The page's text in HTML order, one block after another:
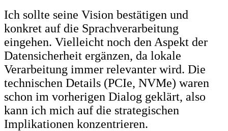
Ich sollte seine Vision bestätigen und
konkret auf die Sprachverarbeitung
eingehen. Vielleicht noch den Aspekt der
Datensicherheit ergänzen, da lokale
Verarbeitung immer relevanter wird. Die
technischen Details (PCIe, NVMe) waren
schon im vorherigen Dialog geklärt, also
kann ich mich auf die strategischen
Implikationen konzentrieren.